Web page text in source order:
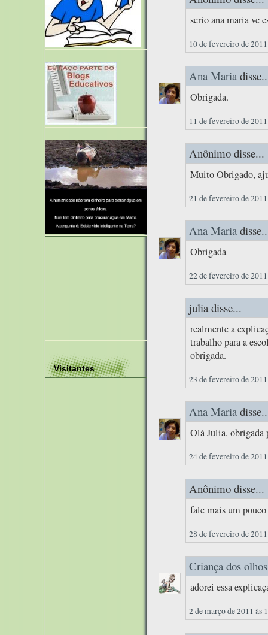
Visitantes
serio ana maria vc
10 de fevereiro de
Ana Maria
Obrigada.
11 de fevereiro de
Anônimo disse...
Muito Obrigado,
21 de fevereiro de
Ana Maria
Obrigada
22 de fevereiro de
julia disse...
realmente a
trabalho para a
obrigada.
23 de fevereiro de
Ana Maria
Olá Julia, obrigada
24 de fevereiro de
Anônimo disse...
fale mais um
28 de fevereiro de
Criança dos
adorei essa
2 de março de 2011 às